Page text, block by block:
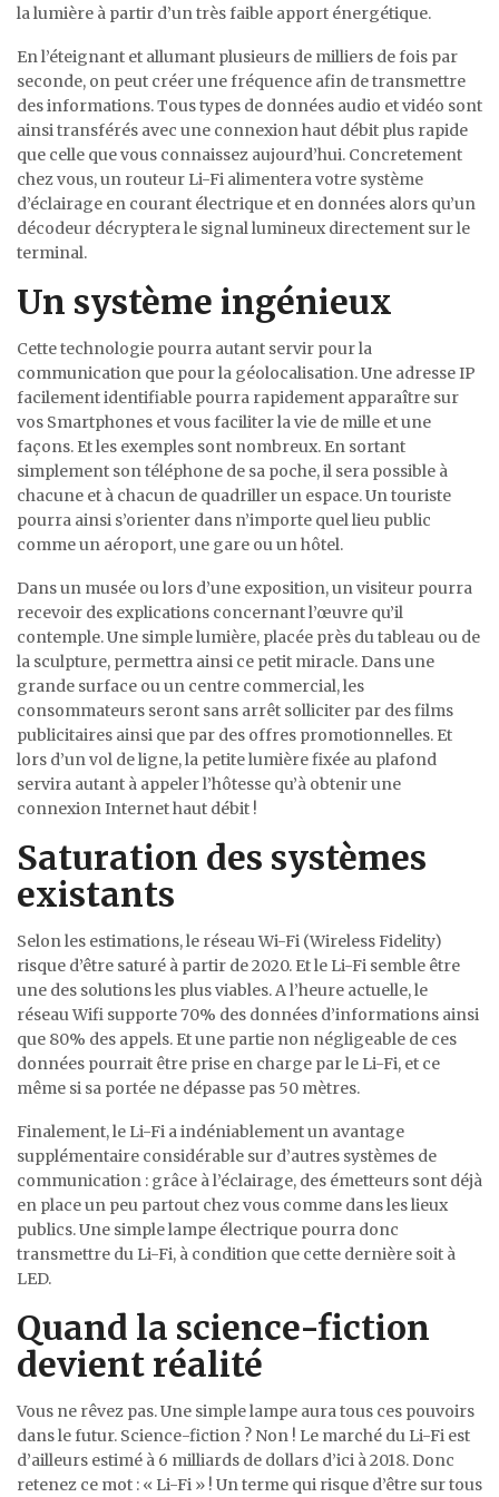
la lumière à partir d’un très faible apport énergétique.
En l’éteignant et allumant plusieurs de milliers de fois par
seconde, on peut créer une fréquence afin de transmettre
des informations. Tous types de données audio et vidéo sont
ainsi transférés avec une connexion haut débit plus rapide
que celle que vous connaissez aujourd’hui. Concretement
chez vous, un routeur Li-Fi alimentera votre système
d’éclairage en courant électrique et en données alors qu’un
décodeur décryptera le signal lumineux directement sur le
terminal.
Un système ingénieux
Cette technologie pourra autant servir pour la
communication que pour la géolocalisation. Une adresse IP
facilement identifiable pourra rapidement apparaître sur
vos Smartphones et vous faciliter la vie de mille et une
façons. Et les exemples sont nombreux. En sortant
simplement son téléphone de sa poche, il sera possible à
chacune et à chacun de quadriller un espace. Un touriste
pourra ainsi s’orienter dans n’importe quel lieu public
comme un aéroport, une gare ou un hôtel.
Dans un musée ou lors d’une exposition, un visiteur pourra
recevoir des explications concernant l’œuvre qu’il
contemple. Une simple lumière, placée près du tableau ou de
la sculpture, permettra ainsi ce petit miracle. Dans une
grande surface ou un centre commercial, les
consommateurs seront sans arrêt solliciter par des films
publicitaires ainsi que par des offres promotionnelles. Et
lors d’un vol de ligne, la petite lumière fixée au plafond
servira autant à appeler l’hôtesse qu’à obtenir une
connexion Internet haut débit !
Saturation des systèmes
existants
Selon les estimations, le réseau Wi-Fi (Wireless Fidelity)
risque d’être saturé à partir de 2020. Et le Li-Fi semble être
une des solutions les plus viables. A l’heure actuelle, le
réseau Wifi supporte 70% des données d’informations ainsi
que 80% des appels. Et une partie non négligeable de ces
données pourrait être prise en charge par le Li-Fi, et ce
même si sa portée ne dépasse pas 50 mètres.
Finalement, le Li-Fi a indéniablement un avantage
supplémentaire considérable sur d’autres systèmes de
communication : grâce à l’éclairage, des émetteurs sont déjà
en place un peu partout chez vous comme dans les lieux
publics. Une simple lampe électrique pourra donc
transmettre du Li-Fi, à condition que cette dernière soit à
LED.
Quand la science-fiction
devient réalité
Vous ne rêvez pas. Une simple lampe aura tous ces pouvoirs
dans le futur. Science-fiction ? Non ! Le marché du Li-Fi est
d’ailleurs estimé à 6 milliards de dollars d’ici à 2018. Donc
retenez ce mot : « Li-Fi » ! Un terme qui risque d’être sur tous